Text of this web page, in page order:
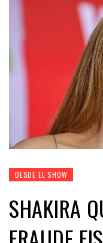
DESDE EL SHOW
SHAKIRA